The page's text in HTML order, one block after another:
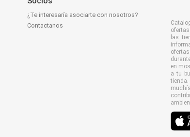
¿Te interesaría asociarte con nosotros?
Contactanos
las
en
a tu